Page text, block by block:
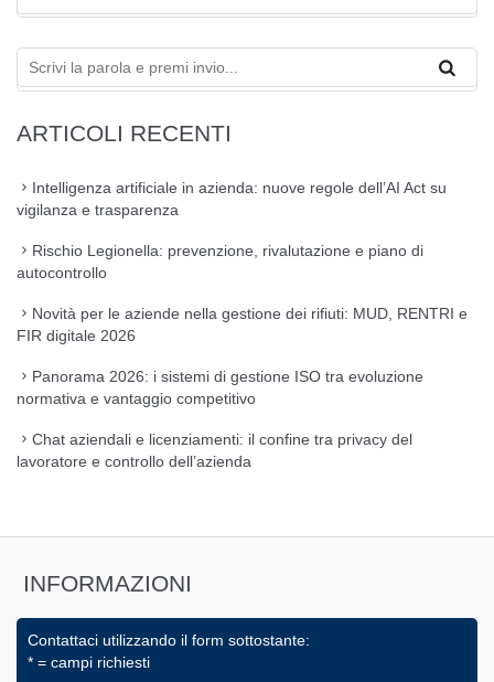
ARTICOLI RECENTI
Intelligenza artificiale in azienda: nuove regole dell’AI Act su
vigilanza e trasparenza
Rischio Legionella: prevenzione, rivalutazione e piano di
autocontrollo
Novità per le aziende nella gestione dei rifiuti: MUD, RENTRI e
FIR digitale 2026
Panorama 2026: i sistemi di gestione ISO tra evoluzione
normativa e vantaggio competitivo
Chat aziendali e licenziamenti: il confine tra privacy del
lavoratore e controllo dell’azienda
INFORMAZIONI
Contattaci utilizzando il form sottostante:
* = campi richiesti